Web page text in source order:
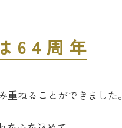
64周年
重ねることができました。